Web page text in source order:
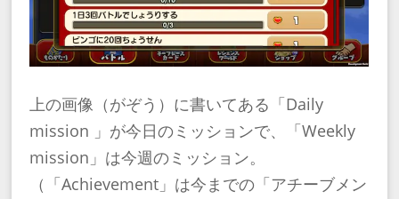
上の画像（がぞう）に書いてある「Daily
mission 」が今日のミッションで、「Weekly
mission」は今週のミッション。
（「Achievement」は今までの「アチーブメン